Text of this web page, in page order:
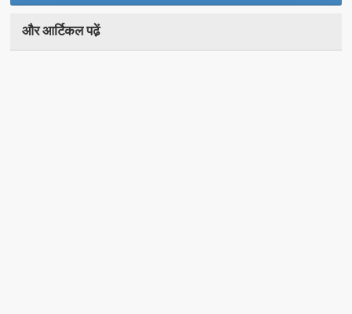
और आर्टिकल पढे़ं